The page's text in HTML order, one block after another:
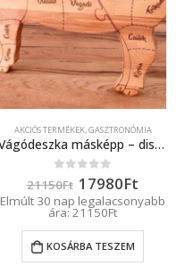
AKCIÓS TERMÉKEK,GASZTRONÓMIA
Vágódeszka másképp – disznó forma
out of 5
21150Ft Original
price
was:
21150Ft.
17980Ft
price
is:
Elmúlt 30 nap legalacsonyabb
ára:21150Ft
KOSÁRBA TESZEM